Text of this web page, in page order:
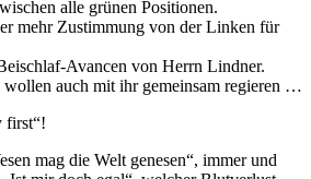
alle grünen Positionen.
mehr Zustimmung von der Linken für
Avancen von Herrn Lindner.
auch mit ihr gemeinsam regieren …
first“!
mag die Welt genesen“, immer und